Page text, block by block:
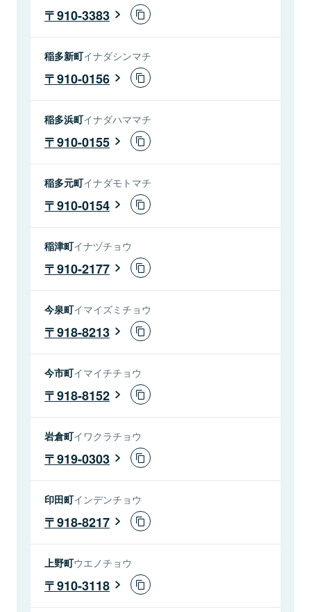
910-3383
稲多新町イナダシンマチ
910-0156
稲多浜町イナダハママチ
910-0155
稲多元町イナダモトマチ
910-0154
稲津町イナヅチョウ
910-2177
今泉町イマイズミチョウ
918-8213
今市町イマイチチョウ
918-8152
岩倉町イワクラチョウ
919-0303
印田町インデンチョウ
918-8217
上野町ウエノチョウ
910-3118